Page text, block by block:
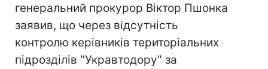
генеральний прокурор Віктор Пшонка
заявив, що через відсутність
контролю керівників територіальних
підрозділів "Укравтодору" за